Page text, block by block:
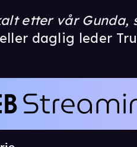
etter vår Gunda,
daglig leder